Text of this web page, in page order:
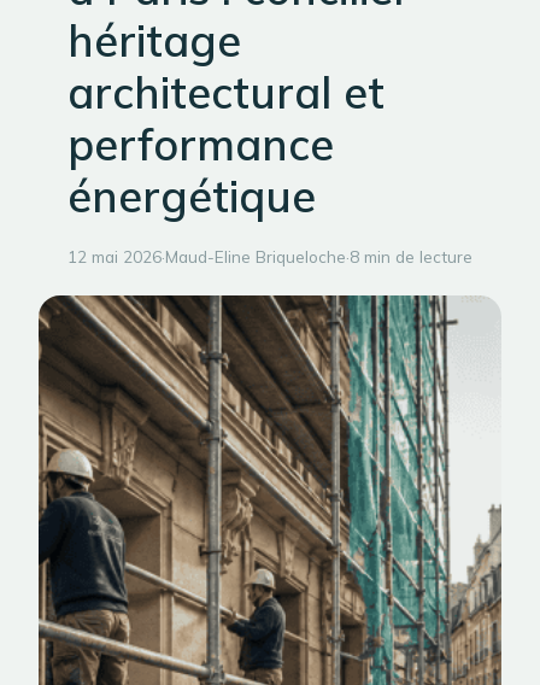
héritage
architectural et
performance
énergétique
12 mai 2026·Maud-Eline Briqueloche·8 min de lecture